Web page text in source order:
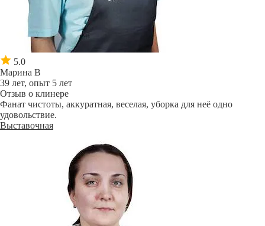
5.0
Марина В
39 лет, опыт 5 лет
Отзыв о клинере
Фанат чистоты, аккуратная, веселая, уборка для неё одно
удовольствие.
Выставочная